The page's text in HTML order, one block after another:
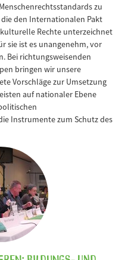
zu
den Internationalen Pakt
Rechte unterzeichnet
sie ist es unangenehm, vor
Bei richtungsweisenden
bringen wir unsere
Vorschläge zur Umsetzung
auf nationaler Ebene
Instrumente zum Schutz des